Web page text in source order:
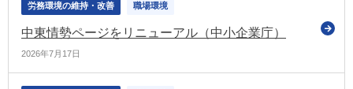
労務環境の維持・改善 職場環境
中東情勢ページをリニューアル（中小企業庁）
2026年7月17日